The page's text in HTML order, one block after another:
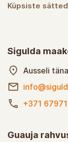
Küpsiste sätted
Sigulda
Ausseli
+371
Guauja